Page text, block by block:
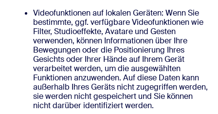
Videofunktionen auf lokalen Geräten: Wenn Sie
bestimmte, ggf. verfügbare Videofunktionen wie
Filter, Studioeffekte, Avatare und Gesten
verwenden, können Informationen über Ihre
Bewegungen oder die Positionierung Ihres
Gesichts oder Ihrer Hände auf Ihrem Gerät
verarbeitet werden, um die ausgewählten
Funktionen anzuwenden. Auf diese Daten kann
außerhalb Ihres Geräts nicht zugegriffen werden,
sie werden nicht gespeichert und Sie können
nicht darüber identifiziert werden.